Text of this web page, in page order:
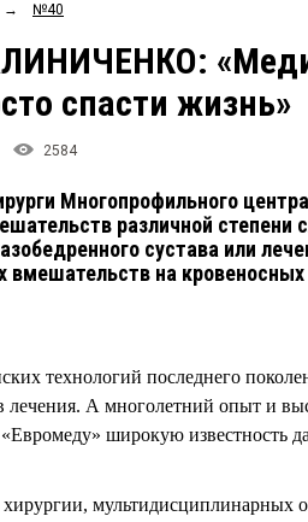
→ №40
спасти жизнь»
2584
Многопрофильного
различной
сустава или
вмешательств на
технологий последнего
лечения. А многолетний опыт и
широкую известность
мультидисциплинарных